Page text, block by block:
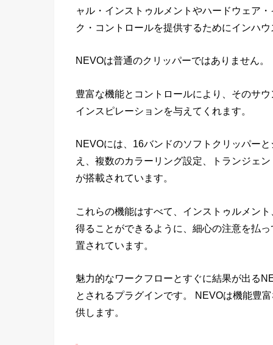
ャル・インストゥルメントやハードウェア
ク・コントロールを提供するためにインハ
NEVOは普通のクリッパーではありません。
豊富な機能とコントロールにより、そのサ
インスピレーションを与えてくれます。
NEVOには、16バンドのソフトクリッパー
え、複数のカラーリング設定、トランジェ
が搭載されています。
これらの機能はすべて、インストゥルメン
得ることができるように、細心の注意を払
置されています。
魅力的なワークフローとすぐに結果が出る
とされるプラグインです。 NEVOは機能豊
供します。